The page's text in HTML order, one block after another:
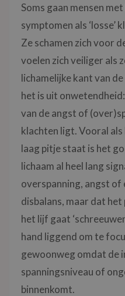
Soms gaan mensen
symptomen als ‘losse’
Ze schamen zich voor
voelen zich veiliger als
lichamelijke kant van
het is uit
van de angst of
klachten ligt. Vooral als
laag pitje staat is het
lichaam al heel lang
overspanning, angst of
disbalans, maar dat
het lijf gaat
hand liggend om te
gewoonweg omdat de
spanningsniveau of
binnenkomt.